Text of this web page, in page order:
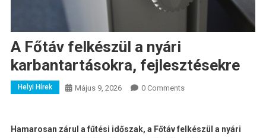
A Főtáv felkészül a nyári
karbantartásokra, fejlesztésekre
Helyi Hírek Május 9, 2026 0 Comments
Hamarosan zárul a fűtési időszak, a Főtáv felkészül a nyári